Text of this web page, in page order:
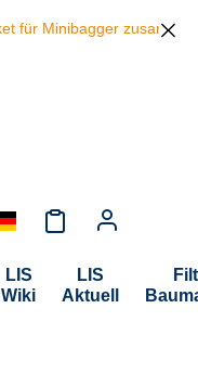
zusammen und
LIS
Wiki
LIS
Aktuell